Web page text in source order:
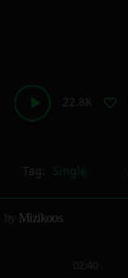
22.8K
Tag: Single
by Mizikoos
02:40